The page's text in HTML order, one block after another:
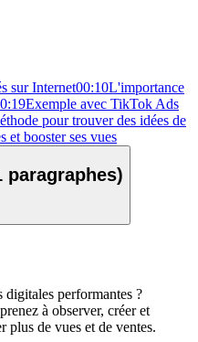
sur Internet00:10L'importance
Exemple avec TikTok Ads
pour trouver des idées de
et booster ses vues
paragraphes)
digitales performantes ?
à observer, créer et
plus de vues et de ventes.